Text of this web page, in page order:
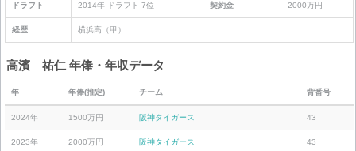
ドラフト 2014年 ドラフト 7位 契約金 2000万円
経歴 横浜高（甲）
高濱 祐仁 年俸・年収データ
年 年俸(推定) チーム 背番号
2024年 1500万円 阪神タイガース 43
2023年 2000万円 阪神タイガース 43